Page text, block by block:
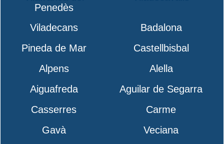
Penedès
Viladecans
Badalona
Pineda de Mar
Castellbisbal
Alpens
Alella
Aiguafreda
Aguilar de Segarra
Casserres
Carme
Gavà
Veciana